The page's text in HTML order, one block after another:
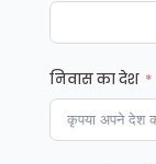
निवास का देश